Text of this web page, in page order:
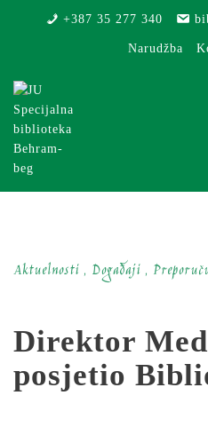
+387 35 277 340
Narudžba
Aktuelnosti , Događaji ,
Direktor
posjetio